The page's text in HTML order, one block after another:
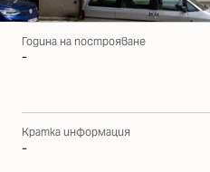
Година на построяване
-
Кратка информация
-